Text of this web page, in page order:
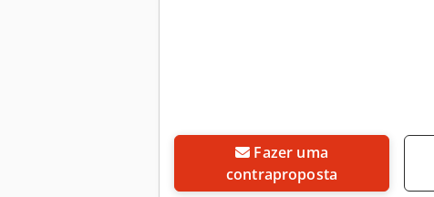
contraproposta